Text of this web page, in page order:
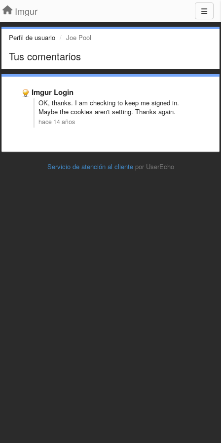
Imgur
Perfil de usuario Joe Pool
Tus comentarios
Imgur Login
OK, thanks. I am checking to keep me signed in.
Maybe the cookies aren't setting. Thanks again.
hace 14 años
Servicio de atención al cliente por UserEcho